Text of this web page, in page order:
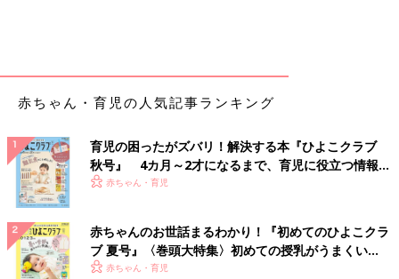
赤ちゃん・育児の人気記事ランキング
育児の困ったがズバリ！解決する本『ひよこクラブ
秋号』 4カ月～2才になるまで、育児に役立つ情報が
いっぱい！
赤ちゃん・育児
赤ちゃんのお世話まるわかり！『初めてのひよこクラ
ブ 夏号』〈巻頭大特集〉初めての授乳がうまくい
く！ おっぱい・ミルクの基本と夏のトラブル 解決テ
赤ちゃん・育児